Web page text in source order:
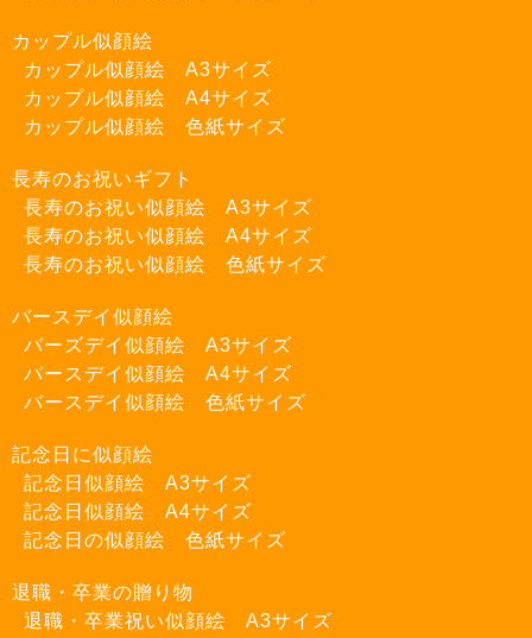
カップル似顔絵
カップル似顔絵 A3サイズ
カップル似顔絵 A4サイズ
カップル似顔絵 色紙サイズ
長寿のお祝いギフト
長寿のお祝い似顔絵 A3サイズ
長寿のお祝い似顔絵 A4サイズ
長寿のお祝い似顔絵 色紙サイズ
バースデイ似顔絵
バーズデイ似顔絵 A3サイズ
バースデイ似顔絵 A4サイズ
バースデイ似顔絵 色紙サイズ
記念日に似顔絵
記念日似顔絵 A3サイズ
記念日似顔絵 A4サイズ
記念日の似顔絵 色紙サイズ
退職・卒業の贈り物
退職・卒業祝い似顔絵 A3サイズ